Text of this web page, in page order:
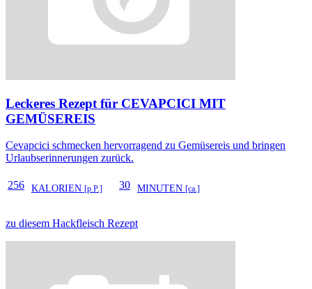
Leckeres Rezept für CEVAPCICI MIT
GEMÜSEREIS
Cevapcici schmecken hervorragend zu Gemüsereis und bringen
Urlaubserinnerungen zurück.
256 KALORIEN [p.P.] 30 MINUTEN [ca.]
zu diesem Hackfleisch Rezept